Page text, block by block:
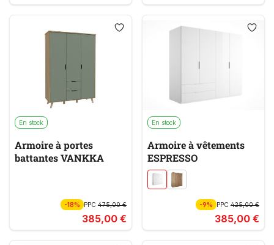
En stock
Armoire à portes
battantes VANKKA
-18% PPC 475,00 €
385,00 €
En stock
Armoire à vêtements
ESPRESSO
-9% PPC425,00 €
385,00 €